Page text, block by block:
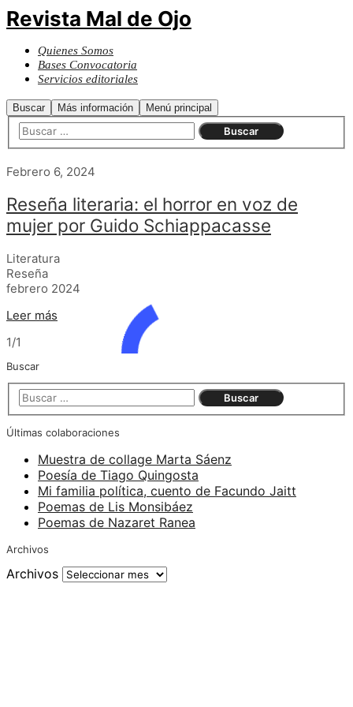
Revista Mal de Ojo
Quienes Somos
Bases Convocatoria
Servicios editoriales
Buscar Más información Menú principal
Febrero 6, 2024
Reseña literaria: el horror en voz de
mujer por Guido Schiappacasse
Literatura
Reseña
febrero 2024
Leer más
1/1
Buscar
Últimas colaboraciones
Muestra de collage Marta Sáenz
Poesía de Tiago Quingosta
Mi familia política, cuento de Facundo Jaitt
Poemas de Lis Monsibáez
Poemas de Nazaret Ranea
Archivos
Archivos